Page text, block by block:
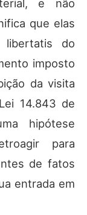
e não
que elas
do
imposto
da visita
14.843 de
hipótese
para
de fatos
entrada em